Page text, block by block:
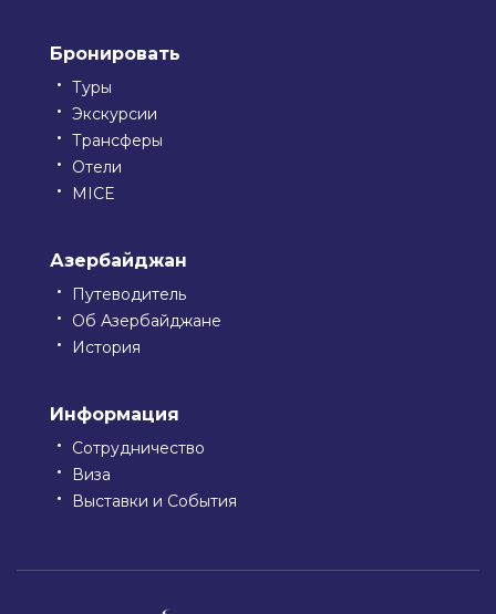
Бронировать
Туры
Экскурсии
Трансферы
Отели
MICE
Азербайджан
Путеводитель
Об Азербайджане
История
Информация
Сотрудничество
Виза
Выставки и События